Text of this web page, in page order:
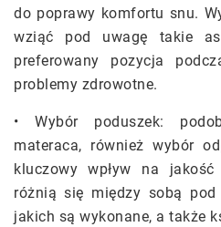
do poprawy komfortu snu.
wziąć pod uwagę takie
preferowany pozycja
problemy zdrowotne.
• Wybór poduszek:
materaca, również wybór
kluczowy wpływ na
różnią się między sobą pod
jakich są wykonane, a także